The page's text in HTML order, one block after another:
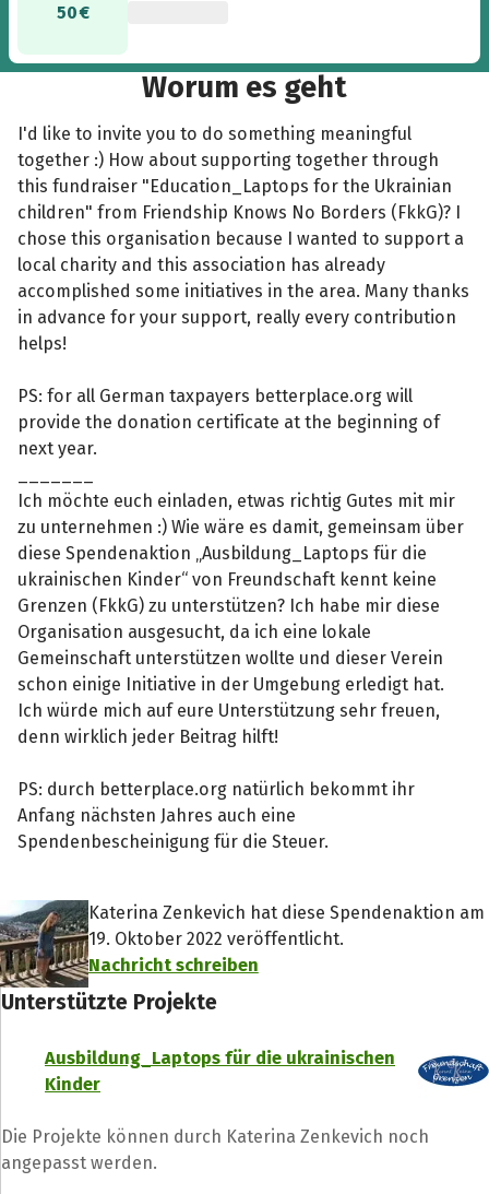
50 €
Worum es geht
I'd like to invite you to do something meaningful
together :) How about supporting together through
this fundraiser "Education_Laptops for the Ukrainian
children" from Friendship Knows No Borders (FkkG)? I
chose this organisation because I wanted to support a
local charity and this association has already
accomplished some initiatives in the area. Many thanks
in advance for your support, really every contribution
helps!
PS: for all German taxpayers betterplace.org will
provide the donation certificate at the beginning of
next year.
Ich möchte euch einladen, etwas richtig Gutes mit mir
zu unternehmen :) Wie wäre es damit, gemeinsam über
diese Spendenaktion „Ausbildung_Laptops für die
ukrainischen Kinder“ von Freundschaft kennt keine
Grenzen (FkkG) zu unterstützen? Ich habe mir diese
Organisation ausgesucht, da ich eine lokale
Gemeinschaft unterstützen wollte und dieser Verein
schon einige Initiative in der Umgebung erledigt hat.
Ich würde mich auf eure Unterstützung sehr freuen,
denn wirklich jeder Beitrag hilft!
PS: durch betterplace.org natürlich bekommt ihr
Anfang nächsten Jahres auch eine
Spendenbescheinigung für die Steuer.
Katerina Zenkevich hat diese Spendenaktion am
19. Oktober 2022 veröffentlicht.
Nachricht schreiben
Unterstützte Projekte
Ausbildung_Laptops für die ukrainischen
Kinder
Die Projekte können durch Katerina Zenkevich noch
angepasst werden.